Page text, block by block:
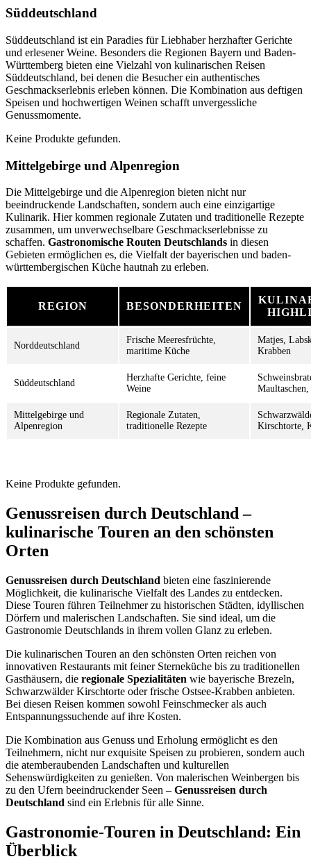
Süddeutschland
Süddeutschland ist ein Paradies für Liebhaber herzhafter Gerichte
und erlesener Weine. Besonders die Regionen Bayern und Baden-
Württemberg bieten eine Vielzahl von kulinarischen Reisen
Süddeutschland, bei denen die Besucher ein authentisches
Geschmackserlebnis erleben können. Die Kombination aus deftigen
Speisen und hochwertigen Weinen schafft unvergessliche
Genussmomente.
Keine Produkte gefunden.
Mittelgebirge und Alpenregion
Die Mittelgebirge und die Alpenregion bieten nicht nur
beeindruckende Landschaften, sondern auch eine einzigartige
Kulinarik. Hier kommen regionale Zutaten und traditionelle Rezepte
zusammen, um unverwechselbare Geschmackserlebnisse zu
schaffen. Gastronomische Routen Deutschlands in diesen
Gebieten ermöglichen es, die Vielfalt der bayerischen und baden-
württembergischen Küche hautnah zu erleben.
REGION BESONDERHEITEN
Norddeutschland
Frische Meeresfrüchte,
maritime Küche
Matjes,
Krabben
Süddeutschland
Herzhafte Gerichte, feine
Weine
Mittelgebirge und
Alpenregion
Regionale Zutaten,
traditionelle Rezepte
Kirschtorte,
Keine Produkte gefunden.
Genussreisen durch Deutschland –
kulinarische Touren an den schönsten
Orten
Genussreisen durch Deutschland bieten eine faszinierende
Möglichkeit, die kulinarische Vielfalt des Landes zu entdecken.
Diese Touren führen Teilnehmer zu historischen Städten, idyllischen
Dörfern und malerischen Landschaften. Sie sind ideal, um die
Gastronomie Deutschlands in ihrem vollen Glanz zu erleben.
Die kulinarischen Touren an den schönsten Orten reichen von
innovativen Restaurants mit feiner Sterneküche bis zu traditionellen
Gasthäusern, die regionale Spezialitäten wie bayerische Brezeln,
Schwarzwälder Kirschtorte oder frische Ostsee-Krabben anbieten.
Bei diesen Reisen kommen sowohl Feinschmecker als auch
Entspannungssuchende auf ihre Kosten.
Die Kombination aus Genuss und Erholung ermöglicht es den
Teilnehmern, nicht nur exquisite Speisen zu probieren, sondern auch
die atemberaubenden Landschaften und kulturellen
Sehenswürdigkeiten zu genießen. Von malerischen Weinbergen bis
zu den Ufern beeindruckender Seen – Genussreisen durch
Deutschland sind ein Erlebnis für alle Sinne.
Gastronomie-Touren in Deutschland: Ein
Überblick